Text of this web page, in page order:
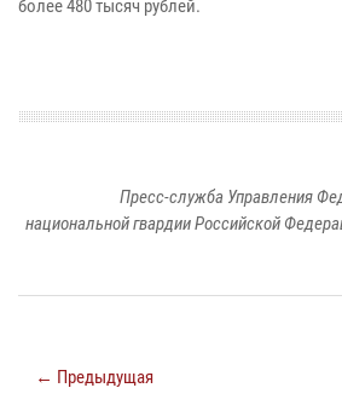
более 480 тысяч рублей.
Пресс-служба Управления
национальной гвардии Российской
← Предыдущая